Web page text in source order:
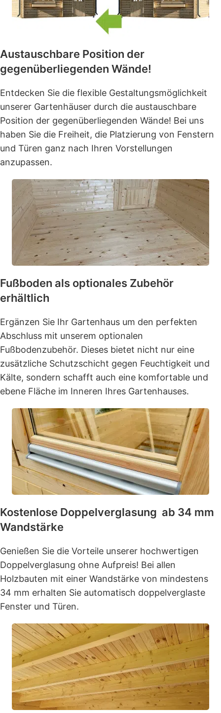
Austauschbare Position der
gegenüberliegenden Wände!
Entdecken Sie die flexible Gestaltungsmöglichkeit
unserer Gartenhäuser durch die austauschbare
Position der gegenüberliegenden Wände! Bei uns
haben Sie die Freiheit, die Platzierung von Fenstern
und Türen ganz nach Ihren Vorstellungen
anzupassen.
Fußboden als optionales Zubehör
erhältlich
Ergänzen Sie Ihr Gartenhaus um den perfekten
Abschluss mit unserem optionalen
Fußbodenzubehör. Dieses bietet nicht nur eine
zusätzliche Schutzschicht gegen Feuchtigkeit und
Kälte, sondern schafft auch eine komfortable und
ebene Fläche im Inneren Ihres Gartenhauses.
Kostenlose Doppelverglasung ab 34 mm
Wandstärke
Genießen Sie die Vorteile unserer hochwertigen
Doppelverglasung ohne Aufpreis! Bei allen
Holzbauten mit einer Wandstärke von mindestens
34 mm erhalten Sie automatisch doppelverglaste
Fenster und Türen.